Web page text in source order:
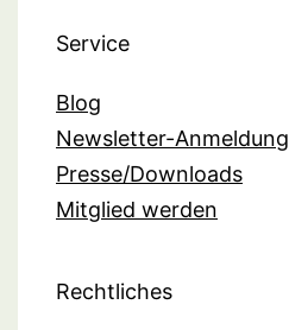
Service
Blog
Newsletter-Anmeldung
Presse/Downloads
Mitglied werden
Rechtliches